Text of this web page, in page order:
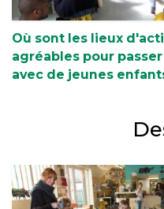
Où sont les lieux
agréables pour
avec de jeunes